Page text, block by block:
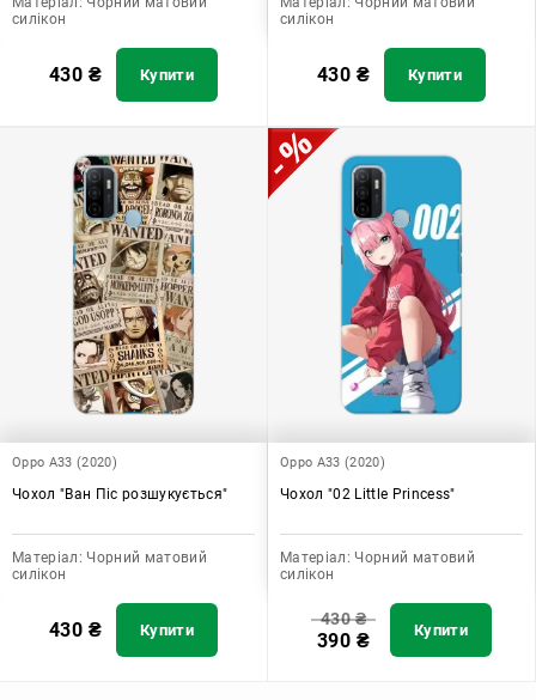
силікон
430 ₴ Купити
силікон
430 ₴ Купити
Oppo A33 (2020)
Чохол "Ван Піс розшукується"
Матеріал: Чорний матовий
силікон
430 ₴ Купити
Oppo A33 (2020)
Чохол "02 Little Princess"
Матеріал: Чорний матовий
силікон
430₴
390 ₴ Купити